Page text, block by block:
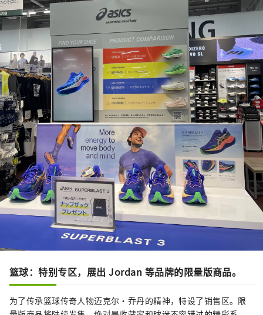
篮球：特别专区，展出 Jordan 等品牌的限量版商品。
为了传承篮球传奇人物迈克尔·乔丹的精神，特设了销售区。限